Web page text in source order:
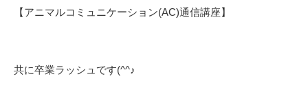
【アニマルコミュニケーション(AC)通信講座】
共に卒業ラッシュです(^^♪